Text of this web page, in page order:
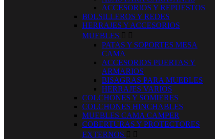
ACCESORIOS Y REPUESTOS
BOLSILLEROS Y REDES
HERRAJES Y ACCESORIOS
MUEBLES  
PATAS Y SOPORTES MESA
CAMA
ACCESORIOS PUERTAS Y
ARMARIOS
BISAGRAS PARA MUEBLES
HERRAJES VARIOS
COLCHONES Y SOMIERES
COLCHONES HINCHABLES
MUEBLES CAMA CAMPER
COBERTURAS Y PROTECTORES
EXTERNOS  